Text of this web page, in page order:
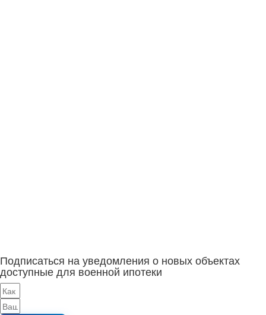
Подписаться на уведомления о новых объектах
доступные для военной ипотеки